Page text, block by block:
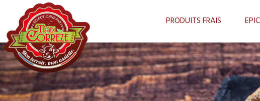
PRODUITS FRAIS